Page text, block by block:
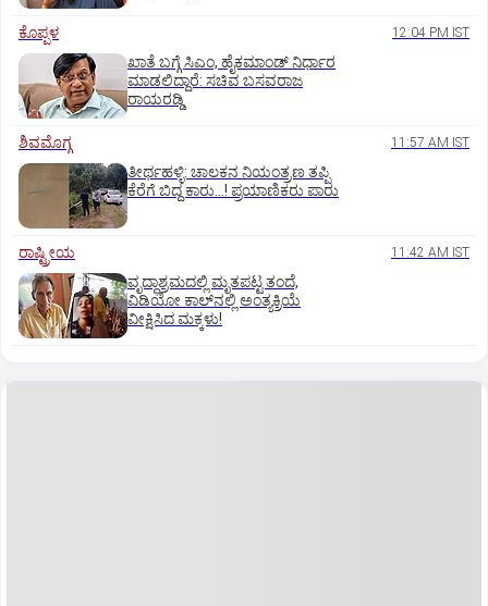
ಕೊಪ್ಪಳ 12:04 PM IST
ಖಾತೆ ಬಗ್ಗೆ ಸಿಎಂ, ಹೈಕಮಾಂಡ್ ನಿರ್ಧಾರ
ಮಾಡಲಿದ್ದಾರೆ: ಸಚಿವ ಬಸವರಾಜ
ರಾಯರಡ್ಡಿ
ಶಿವಮೊಗ್ಗ 11:57 AM IST
ತೀರ್ಥಹಳ್ಳಿ: ಚಾಲಕನ ನಿಯಂತ್ರಣ ತಪ್ಪಿ
ಕೆರೆಗೆ ಬಿದ್ದ ಕಾರು...! ಪ್ರಯಾಣಿಕರು ಪಾರು
ರಾಷ್ಟ್ರೀಯ 11:42 AM IST
ವೃದ್ಧಾಶ್ರಮದಲ್ಲಿ ಮೃತಪಟ್ಟ ತಂದೆ,
ವಿಡಿಯೋ ಕಾಲ್‌ನಲ್ಲಿ ಅಂತ್ಯಕ್ರಿಯೆ
ವೀಕ್ಷಿಸಿದ ಮಕ್ಕಳು!